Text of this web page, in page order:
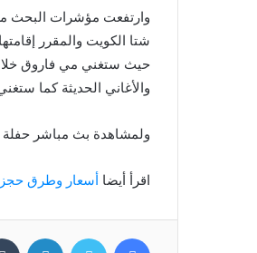
وارتفعت مؤشرات البحث
شتا الكويت والمقرر
حيث ستغني مي فاروق خلال
والأغاني الحديثة كما
ولمشاهدة بث مباشر حفلة
اقرأ أيضا أسعار وطرق حجز
فيسبوك تويتر